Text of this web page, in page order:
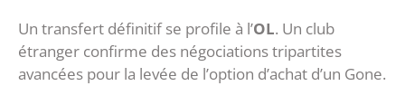
Un transfert définitif se profile à l’OL. Un club
étranger confirme des négociations tripartites
avancées pour la levée de l’option d’achat d’un Gone.